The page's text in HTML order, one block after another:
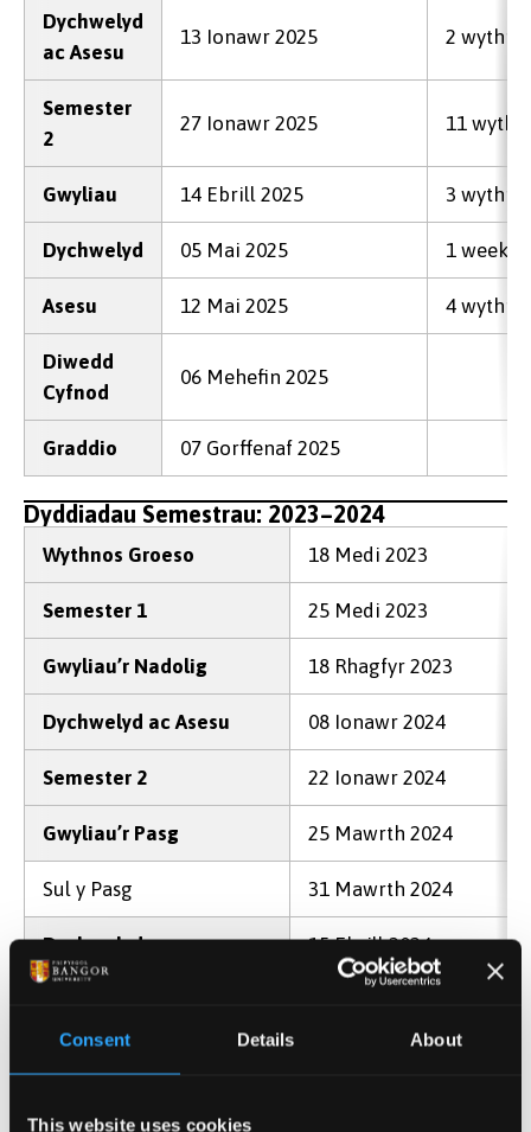
Consent Details About
This website uses cookies
Dychwelyd
ac Asesu
13 Ionawr 2025 2
Semester
2
27 Ionawr 2025 11
Gwyliau 14 Ebrill 2025 3
Dychwelyd 05 Mai 2025 1 week
Asesu 12 Mai 2025 4
Diwedd
Cyfnod
06 Mehefin 2025
Graddio 07 Gorffenaf 2025
Dyddiadau Semestrau: 2023–2024
Wythnos Groeso 18 Medi 2023
Semester 1 25 Medi 2023
Gwyliau’r Nadolig 18 Rhagfyr 2023
Dychwelyd ac Asesu 08 Ionawr 2024
Semester 2 22 Ionawr 2024
Gwyliau’r Pasg 25 Mawrth 2024
Sul y Pasg 31 Mawrth 2024
Dychwelyd 15 Ebrill 2024
Dyddiadau Semestrau: 2022–2023